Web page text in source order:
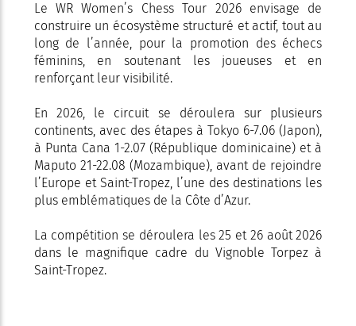
Le WR Women’s Chess Tour 2026 envisage de
construire un écosystème structuré et actif, tout au
long de l’année, pour la promotion des échecs
féminins, en soutenant les joueuses et en
renforçant leur visibilité.
En 2026, le circuit se déroulera sur plusieurs
continents, avec des étapes à Tokyo 6-7.06 (Japon),
à Punta Cana 1-2.07 (République dominicaine) et à
Maputo 21-22.08 (Mozambique), avant de rejoindre
l’Europe et Saint-Tropez, l’une des destinations les
plus emblématiques de la Côte d’Azur.
La compétition se déroulera les 25 et 26 août 2026
dans le magnifique cadre du Vignoble Torpez à
Saint-Tropez.